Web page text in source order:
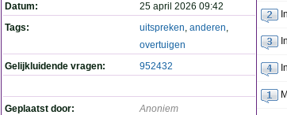
Datum:
25 april 2026 09:42
Tags:
uitspreken, anderen,
overtuigen
Gelijkluidende vragen:
952432
Geplaatst door: Anoniem